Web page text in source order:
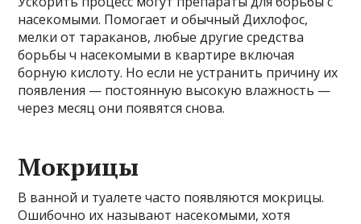
насекомыми. Помогает и обычный Дихлофос,
мелки от тараканов, любые другие средства
борьбы ч насекомыми в квартире включая
борную кислоту. Но если не устранить причину их
появления — постоянную высокую влажность —
через месяц они появятся снова.
Мокрицы
В ванной и туалете часто появляются мокрицы.
Ошибочно их называют насекомыми, хотя